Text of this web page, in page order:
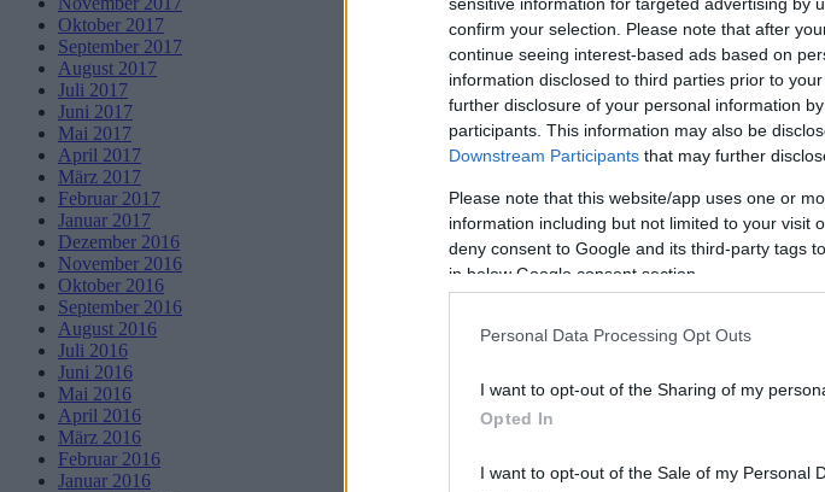
confirm your selection. Please note that after
continue seeing interest-based ads based on
information disclosed to third parties prior to
further disclosure of your personal information
participants. This information may also be
Downstream Participants that may further
Please note that this website/app uses one or
information including but not limited to your visit
deny consent to Google and its third-party tags
in below Google consent section.
Personal Data Processing Opt Outs
I want to opt-out of the Sharing of my
Opted In
I want to opt-out of the Sale of my Personal
Oktober 2017
September 2017
August 2017
Juli 2017
Juni 2017
Mai 2017
April 2017
März 2017
Februar 2017
Januar 2017
Dezember 2016
November 2016
Oktober 2016
September 2016
August 2016
Juli 2016
Juni 2016
Mai 2016
April 2016
März 2016
Februar 2016
Januar 2016